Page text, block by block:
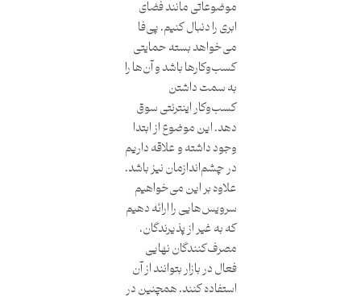
موضوعاتی مانند فضای
ابری را دنبال کنیم. پی‌فا
می‌خواهد بسته حمایتی
کسب‌وکارها باشد و آن‌ها را
به سمت داشتن
کسب‌وکار اینترنتی سوق
دهد. این موضوع از ابتدا
وجود داشته و علاقه داریم
در چشم‌اندازمان نیز باشد.
علاوه بر این می‌خواهیم
سرویس‌هایی را ارائه دهیم
که به ‌غیر از پذیرندگان،
مصرف‌کنندگان نهایی
فعال در بازار بتوانند از آن
استفاده کنند. همچنین در